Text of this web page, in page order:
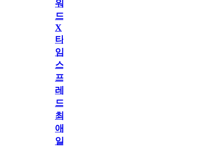
워
드
X
타
임
스
프
레
드]
최
애
일